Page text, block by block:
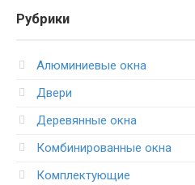
Рубрики
Алюминиевые окна
Двери
Деревянные окна
Комбинированные окна
Комплектующие